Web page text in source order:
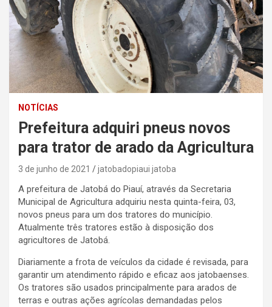
NOTÍCIAS
Prefeitura adquiri pneus novos
para trator de arado da Agricultura
3 de junho de 2021 jatobadopiaui jatoba
A prefeitura de Jatobá do Piauí, através da Secretaria
Municipal de Agricultura adquiriu nesta quinta-feira, 03,
novos pneus para um dos tratores do município.
Atualmente três tratores estão à disposição dos
agricultores de Jatobá.
Diariamente a frota de veículos da cidade é revisada, para
garantir um atendimento rápido e eficaz aos jatobaenses.
Os tratores são usados principalmente para arados de
terras e outras ações agrícolas demandadas pelos